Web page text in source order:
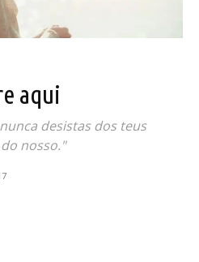
aqui
desistas dos teus
nosso."